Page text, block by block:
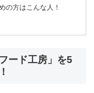
の方はこんな人！
ード工房」を5